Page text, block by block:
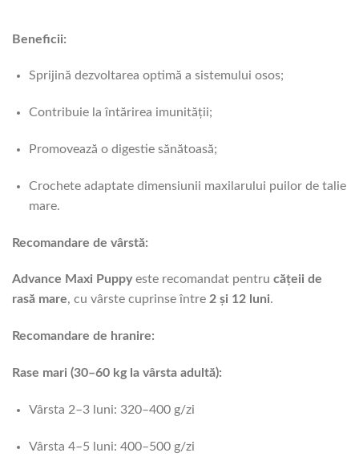
Beneficii:
Sprijină dezvoltarea optimă a sistemului osos;
Contribuie la întărirea imunității;
Promovează o digestie sănătoasă;
Crochete adaptate dimensiunii maxilarului puilor de talie
mare.
Recomandare de vârstă:
Advance Maxi Puppyeste recomandat pentru cățeii de
rasă mare, cu vârste cuprinse între 2 și 12 luni.
Recomandare de hranire:
Rase mari (30–60 kg la vârsta adultă):
Vârsta 2–3 luni: 320–400 g/zi
Vârsta 4–5 luni: 400–500 g/zi